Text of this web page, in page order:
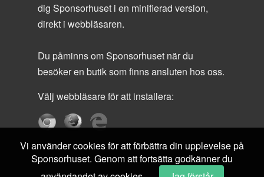
dig Sponsorhuset i en minifierad version,
direkt i webbläsaren.
Du påminns om Sponsorhuset när du
besöker en butik som finns ansluten hos oss.
Välj webbläsare för att installera:
Vi använder cookies för att förbättra din upplevelse på
Sponsorhuset. Genom att fortsätta godkänner du